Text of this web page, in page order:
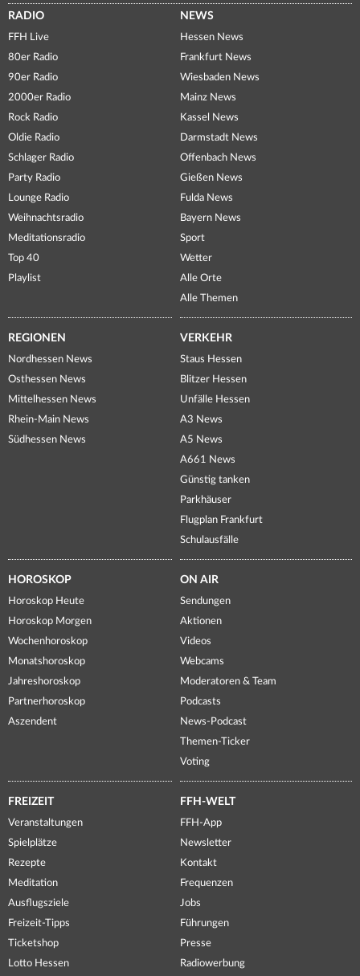
RADIO
FFH Live
80er Radio
90er Radio
2000er Radio
Rock Radio
Oldie Radio
Schlager Radio
Party Radio
Lounge Radio
Weihnachtsradio
Meditationsradio
Top 40
Playlist
NEWS
Hessen News
Frankfurt News
Wiesbaden News
Mainz News
Kassel News
Darmstadt News
Offenbach News
Gießen News
Fulda News
Bayern News
Sport
Wetter
Alle Orte
Alle Themen
REGIONEN
Nordhessen News
Osthessen News
Mittelhessen News
Rhein-Main News
Südhessen News
VERKEHR
Staus Hessen
Blitzer Hessen
Unfälle Hessen
A3 News
A5 News
A661 News
Günstig tanken
Parkhäuser
Flugplan Frankfurt
Schulausfälle
HOROSKOP
Horoskop Heute
Horoskop Morgen
Wochenhoroskop
Monatshoroskop
Jahreshoroskop
Partnerhoroskop
Aszendent
ON AIR
Sendungen
Aktionen
Videos
Webcams
Moderatoren & Team
Podcasts
News-Podcast
Themen-Ticker
Voting
FREIZEIT
Veranstaltungen
Spielplätze
Rezepte
Meditation
Ausflugsziele
Freizeit-Tipps
Ticketshop
Lotto Hessen
FFH-WELT
FFH-App
Newsletter
Kontakt
Frequenzen
Jobs
Führungen
Presse
Radiowerbung